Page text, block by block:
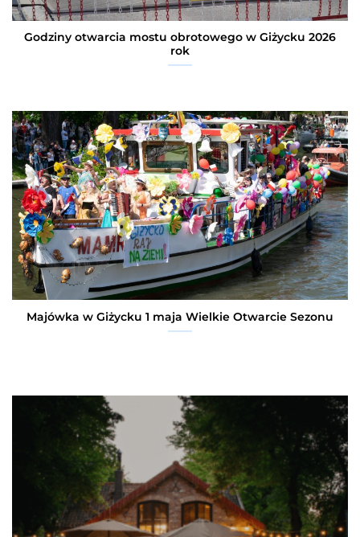
Godziny otwarcia mostu obrotowego w Giżycku 2026
rok
Majówka w Giżycku 1 maja Wielkie Otwarcie Sezonu